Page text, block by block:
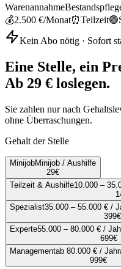
Warenannahme
💰2.500 €/Monat⏰Teilzeit🟢
Kein Abo nötig · Sofort
Eine Stelle, ein
Ab 29 € loslegen.
Sie zahlen nur nach
ohne Überraschungen.
Gehalt der Stelle
MinijobMinijob / Aushilfe
29€
Teilzeit & Aushilfe10.000 –
Spezialist35.000 – 55.000 € /
399€
Experte55.000 – 80.000 € /
699€
Managementab 80.000 € / Jahr
999€